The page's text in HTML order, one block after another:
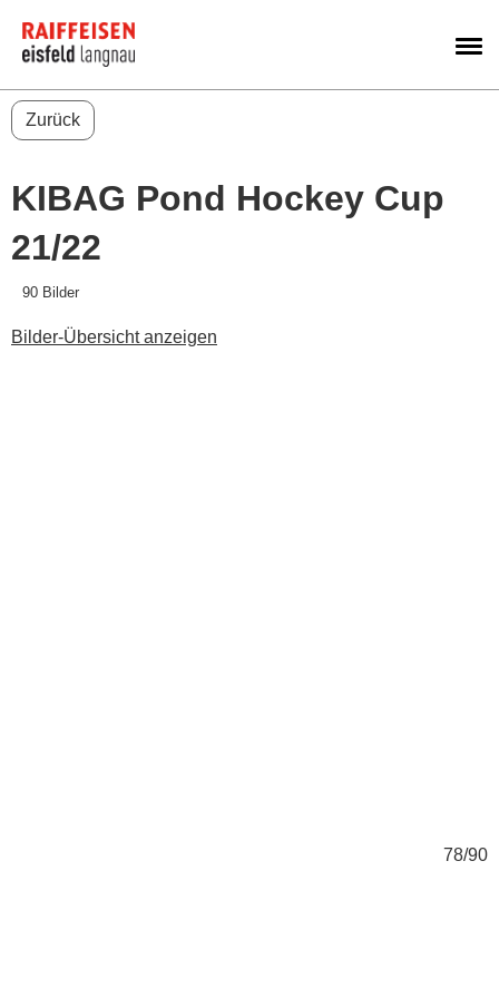
Zurück
KIBAG Pond Hockey Cup
21/22
90 Bilder
Bilder-Übersicht anzeigen
78/90